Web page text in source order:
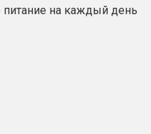
на каждый день